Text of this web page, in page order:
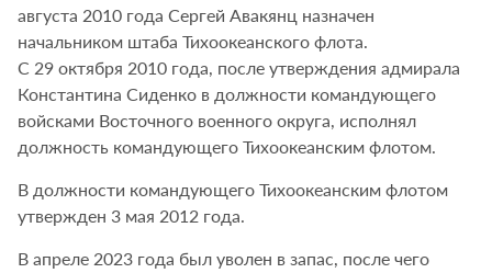
августа 2010 года Сергей Авакянц назначен
начальником штаба Тихоокеанского флота.
С 29 октября 2010 года, после утверждения адмирала
Константина Сиденко в должности командующего
войсками Восточного военного округа, исполнял
должность командующего Тихоокеанским флотом.
В должности командующего Тихоокеанским флотом
утвержден 3 мая 2012 года.
В апреле 2023 года был уволен в запас, после чего